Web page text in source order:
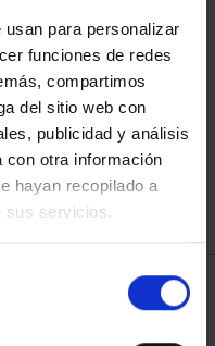
para personalizar
funciones de redes
compartimos
del sitio web con
publicidad y análisis
con otra información
hayan recopilado a
sus servicios.